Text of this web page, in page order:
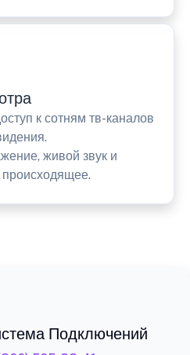
к сотням тв-каналов
живой звук и
Подключений